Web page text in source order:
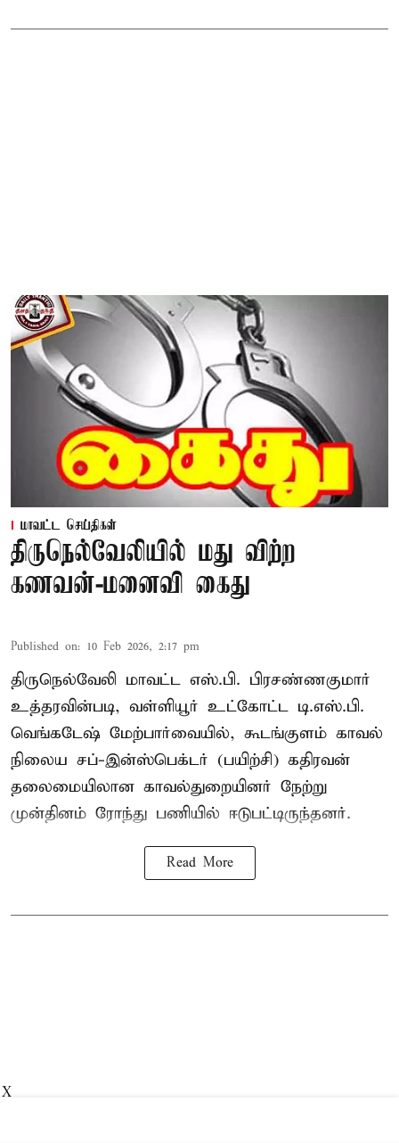
மாவட்ட செய்திகள்
திருநெல்வேலியில் மது விற்ற
கணவன்-மனைவி கைது
Published on: 10 Feb 2026, 2:17 pm
திருநெல்வேலி மாவட்ட எஸ்.பி. பிரசண்ணகுமார்
உத்தரவின்படி, வள்ளியூர் உட்கோட்ட டி.எஸ்.பி.
வெங்கடேஷ் மேற்பார்வையில், கூடங்குளம் காவல்
நிலைய சப்-இன்ஸ்பெக்டர் (பயிற்சி) கதிரவன்
தலைமையிலான காவல்துறையினர் நேற்று
முன்தினம் ரோந்து பணியில் ஈடுபட்டிருந்தனர்.
Read More
X